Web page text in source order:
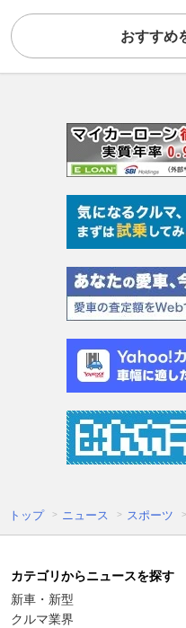
おすすめ
トップ ニュース スポーツ
カテゴリからニュースを探す
新車・新型
クルマ業界